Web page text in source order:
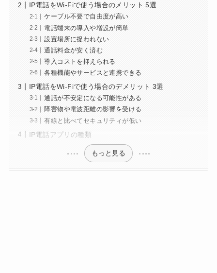
IP電話をWi-Fiで使う場合のメリット 5選
ケーブル不要で自由度が高い
電話端末の導入や増設が簡単
設置場所に捉われない
通話料金が安く済む
導入コストを抑えられる
各種機能やサービスと連携できる
IP電話をWi-Fiで使う場合のデメリット 3選
通話が不安定になる可能性がある
障害物や電波距離の影響を受ける
有線と比べてセキュリティが低い
IP電話アプリの種類
もっと見る